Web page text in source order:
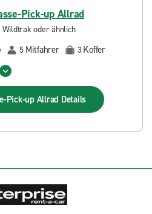
Pick-up Allrad
Wildtrak oder ähnlich
5 Mitfahrer 3Koffer
Pick-up Allrad Details